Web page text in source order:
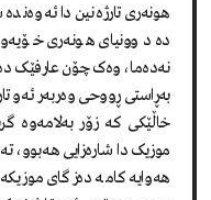
هونەری تارژەنین دا
دە دوونیای هونەری
نەدەما، وەک چۆن عارفێک
بەڕاستی ڕووحی وەربەر ئەو
خاڵێکی کە زۆر بەلامەوە
موزیک دا شارەزایی هەبوو،
هەوایە کامە دەزگای